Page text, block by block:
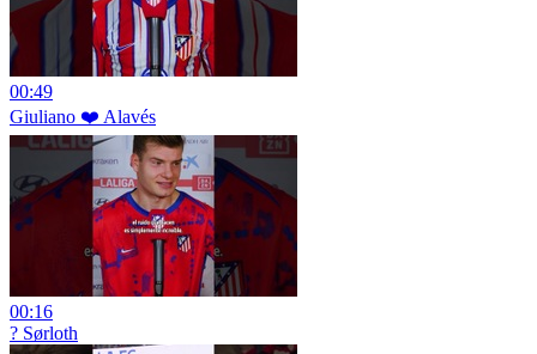
00:49
Giuliano ❤️ Alavés
00:16
?️ Sørloth